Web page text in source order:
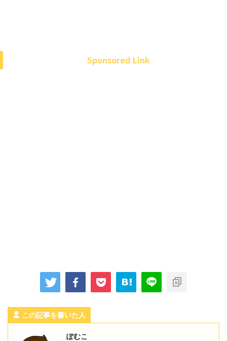
Sponsored Link
この記事を書いた人
ぽむこ